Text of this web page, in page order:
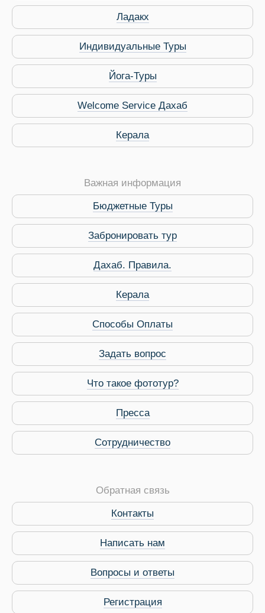
Ладакх
Индивидуальные Туры
Йога-Туры
Welcome Service Дахаб
Керала
Важная информация
Бюджетные Туры
Забронировать тур
Дахаб. Правила.
Керала
Способы Оплаты
Задать вопрос
Что такое фототур?
Пресса
Сотрудничество
Обратная связь
Контакты
Написать нам
Вопросы и ответы
Регистрация